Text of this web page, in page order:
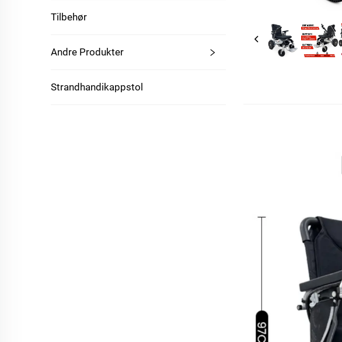
Tilbehør
Andre Produkter
Strandhandikappstol